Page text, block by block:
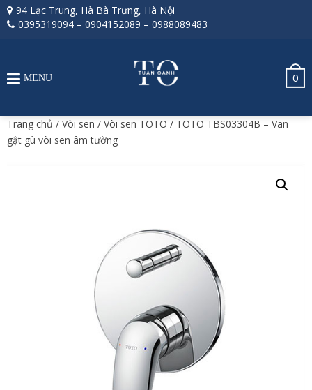
94 Lạc Trung, Hà Bà Trưng, Hà Nội
0395319094 – 0904152089 – 0988089483
0
MENU
Trang chủ / Vòi sen / Vòi sen TOTO / TOTO TBS03304B – Van
gật gù vòi sen âm tường